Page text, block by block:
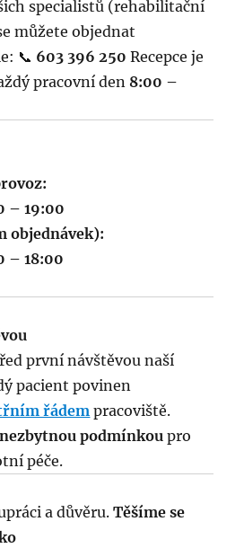
specialistů (rehabilitační
můžete objednat
📞 603 396 250 Recepce je
pracovní den 8:00 –
– 19:00
objednávek):
– 18:00
první návštěvou naší
pacient povinen
řádem pracoviště.
podmínkou pro
péče.
a důvěru.Těšíme se